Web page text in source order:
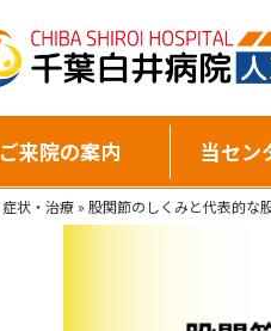
ご来院の案内 当セン
症状・治療 » 股関節のしくみと代表的な